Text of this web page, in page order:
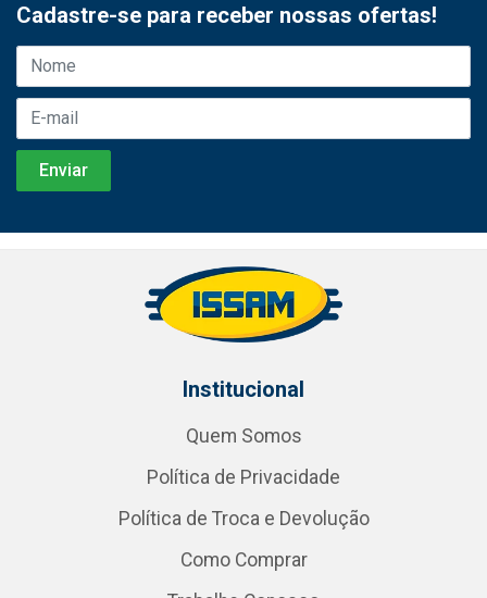
Cadastre-se para receber nossas ofertas!
Institucional
Quem Somos
Política de Privacidade
Política de Troca e Devolução
Como Comprar